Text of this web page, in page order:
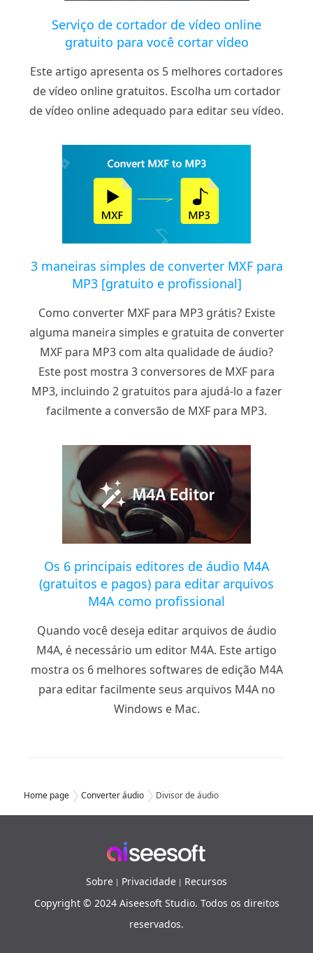
Serviço de cortador de vídeo online
gratuito para você cortar vídeo
Este artigo apresenta os 5 melhores cortadores
de vídeo online gratuitos. Escolha um cortador
de vídeo online adequado para editar seu vídeo.
3 maneiras simples de converter MXF para
MP3 [gratuito e profissional]
Como converter MXF para MP3 grátis? Existe
alguma maneira simples e gratuita de converter
MXF para MP3 com alta qualidade de áudio?
Este post mostra 3 conversores de MXF para
MP3, incluindo 2 gratuitos para ajudá-lo a fazer
facilmente a conversão de MXF para MP3.
Os 6 principais editores de áudio M4A
(gratuitos e pagos) para editar arquivos
M4A como profissional
Quando você deseja editar arquivos de áudio
M4A, é necessário um editor M4A. Este artigo
mostra os 6 melhores softwares de edição M4A
para editar facilmente seus arquivos M4A no
Windows e Mac.
Home page Converter áudio Divisor de áudio
Sobre | Privacidade | Recursos
Copyright © 2024 Aiseesoft Studio. Todos os direitos
reservados.